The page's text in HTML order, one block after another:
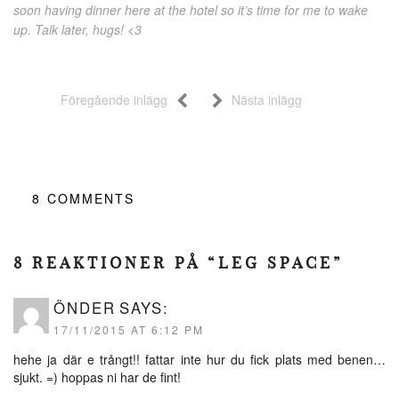
soon having dinner here at the hotel so it’s time for me to wake
up. Talk later, hugs! <3
Föregående inlägg Nästa inlägg
8 COMMENTS
8 REAKTIONER PÅ “LEG SPACE”
ÖNDER SAYS:
17/11/2015 AT 6:12 PM
hehe ja där e trångt!! fattar inte hur du fick plats med benen…
sjukt. =) hoppas ni har de fint!